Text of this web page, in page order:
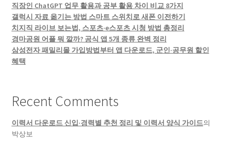
직장인 ChatGPT 업무 활용과 공부 활용 차이 비교 8가지
갤럭시 자료 옮기는 방법 스마트 스위치로 새폰 이전하기
치지직 라이브 보는법, 스포츠·e스포츠 시청 방법 총정리
경마공원 어플 뭐 깔까? 공식 앱 5개 종류 완벽 정리
삼성전자 패밀리몰 가입방법부터 앱 다운로드, 군인·공무원 할인
혜택
Recent Comments
이력서 다운로드 신입·경력별 추천 정리 및 이력서 양식 가이드의
박상보